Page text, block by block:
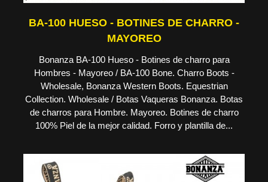
BA-100 HUESO - BOTINES DE CHARRO -
MAYOREO
Bonanza BA-100 Hueso - Botines de charro para
Hombres - Mayoreo / BA-100 Bone. Charro Boots -
Wholesale, Bonanza Western Boots. Equestrian
Collection. Wholesale / Botas Vaqueras Bonanza. Botas
de charros para Hombre. Mayoreo. Botines de charro
100% Piel de la mejor calidad. Forro y plantilla de...